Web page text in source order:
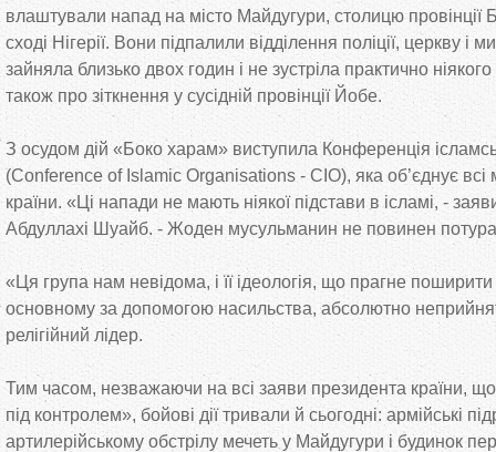
влаштували напад на місто Майдугури, столицю провінції
сході Нігерії. Вони підпалили відділення поліції, церкву і
зайняла близько двох годин і не зустріла практично
також про зіткнення у сусідній провінції Йобе.
З осудом дій «Боко харам» виступила Конференція
(Conference of Islamic Organisations - CIO), яка об’єднує всі
країни. «Ці напади не мають ніякої підстави в ісламі, -
Абдуллахі Шуайб. - Жоден мусульманин не повинен
«Ця група нам невідома, і її ідеологія, що прагне
основному за допомогою насильства, абсолютно
релігійний лідер.
Тим часом, незважаючи на всі заяви президента країни, що
під контролем», бойові дії тривали й сьогодні: армійські
артилерійському обстрілу мечеть у Майдугури і будинок